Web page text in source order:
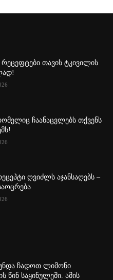
თავის ტკივილის
ჩაანაცვლებს თქვენს
ღვიძლს აჯანსაღებს –
ჩადოთ ლიმონი
წინ საყინულეში. ამის